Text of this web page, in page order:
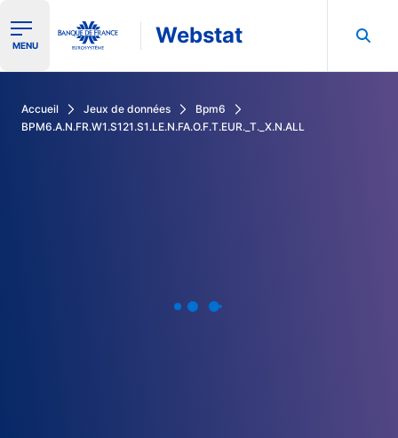
Ouvrir le menu de navigation
MENU Webstat
Accueil Jeux de données
Bpm6
BPM6.A.N.FR.W1.S121.S1.LE.N.FA.O.F.T.EUR._T._X.N.ALL